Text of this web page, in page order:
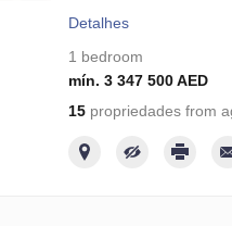
Detalhes
1 bedroom
mín. 3 347 500 AED
15propriedades from